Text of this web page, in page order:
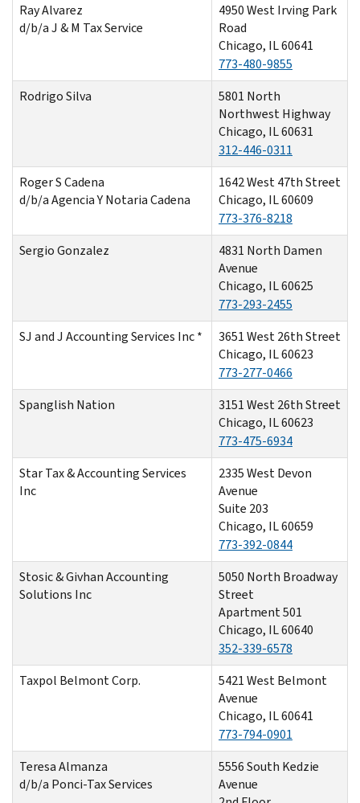
Ray Alvarez
d/b/a J & M Tax Service
4950 West Irving Park
Road
Chicago, IL 60641
773-480-9855
Rodrigo Silva
5801 North
Northwest Highway
Chicago, IL 60631
312-446-0311
Roger S Cadena
d/b/a Agencia Y Notaria Cadena
1642 West 47th Street
Chicago, IL 60609
773-376-8218
Sergio Gonzalez
4831 North Damen
Avenue
Chicago, IL 60625
773-293-2455
SJ and J Accounting Services Inc *
3651 West 26th Street
Chicago, IL 60623
773-277-0466
Spanglish Nation
3151 West 26th Street
Chicago, IL 60623
773-475-6934
Star Tax & Accounting Services
Inc
2335 West Devon
Avenue
Suite 203
Chicago, IL 60659
773-392-0844
Stosic & Givhan Accounting
Solutions Inc
5050 North Broadway
Street
Apartment 501
Chicago, IL 60640
352-339-6578
Taxpol Belmont Corp.
5421 West Belmont
Avenue
Chicago, IL 60641
773-794-0901
Teresa Almanza
d/b/a Ponci-Tax Services
5556 South Kedzie
Avenue